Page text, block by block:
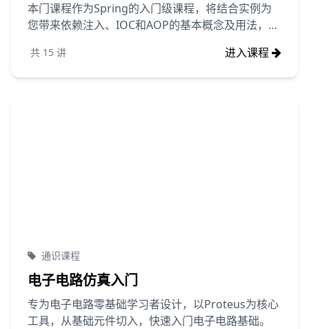
本门课程作为Spring的入门级课程，将结合实例为
您带来依赖注入、IOC和AOP的基本概念及用法，为
共 15 讲 进入课程
通识课程
电子电路仿真入门
专为电子电路零基础学习者设计，以Proteus为核心
工具，从基础元件切入，快速入门电子电路基础。